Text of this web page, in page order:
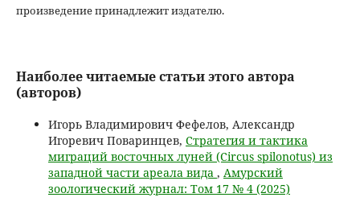
произведение принадлежит издателю.
Наиболее читаемые статьи этого автора
(авторов)
Игорь Владимирович Фефелов, Александр
Игоревич Поваринцев, Стратегия и тактика
миграций восточных луней (Circus spilonotus) из
западной части ареала вида , Амурский
зоологический журнал: Том 17 № 4 (2025)